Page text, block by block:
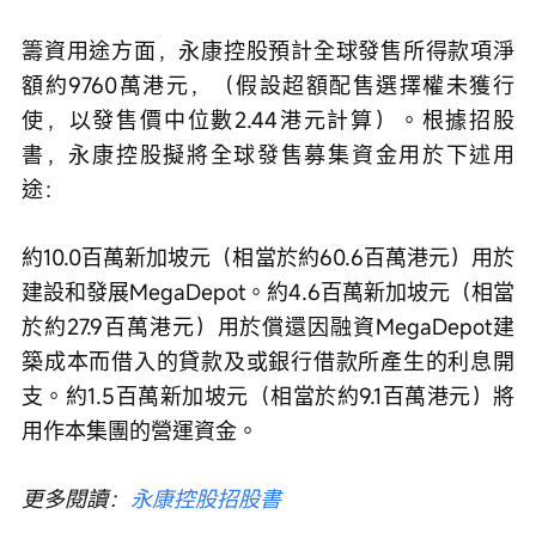
籌資用途方面，永康控股預計全球發售所得款項淨
額約9760萬港元，（假設超額配售選擇權未獲行
使，以發售價中位數2.44港元計算）。根據招股
書，永康控股擬將全球發售募集資金用於下述用
途：
約10.0百萬新加坡元（相當於約60.6百萬港元）用於
建設和發展MegaDepot。約4.6百萬新加坡元（相當
於約27.9百萬港元）用於償還因融資MegaDepot建
築成本而借入的貸款及或銀行借款所產生的利息開
支。約1.5百萬新加坡元（相當於約9.1百萬港元）將
用作本集團的營運資金。
更多閱讀： 永康控股招股書